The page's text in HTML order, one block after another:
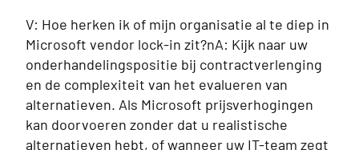
V: Hoe herken ik of mijn organisatie al te diep in
Microsoft vendor lock-in zit?nA: Kijk naar uw
onderhandelingspositie bij contractverlenging
en de complexiteit van het evalueren van
alternatieven. Als Microsoft prijsverhogingen
kan doorvoeren zonder dat u realistische
alternatieven hebt, of wanneer uw IT-team zegt